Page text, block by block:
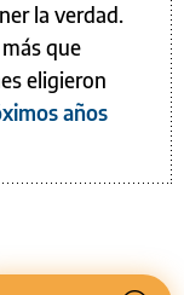
la verdad.
que
eligieron
años